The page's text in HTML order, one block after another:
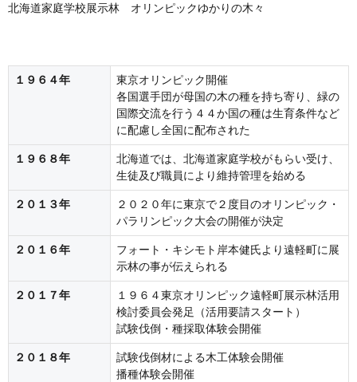
北海道家庭学校展示林 オリンピックゆかりの木々
１９６４年
東京オリンピック開催
各国選手団が母国の木の種を持ち寄り、緑の
国際交流を行う４４か国の種は生育条件など
に配慮し全国に配布された
１９６８年
北海道では、北海道家庭学校がもらい受け、
生徒及び職員により維持管理を始める
２０１３年
２０２０年に東京で２度目のオリンピック・
パラリンピック大会の開催が決定
２０１６年
フォート・キシモト岸本健氏より遠軽町に展
示林の事が伝えられる
２０１７年
１９６４東京オリンピック遠軽町展示林活用
検討委員会発足（活用要請スタート）
試験伐倒・種採取体験会開催
２０１８年
試験伐倒材による木工体験会開催
播種体験会開催